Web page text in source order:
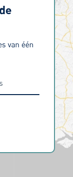
van één